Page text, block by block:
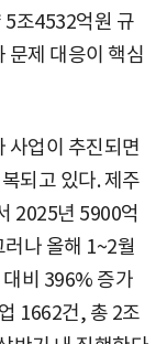
5조4532억원 규
문제 대응이 핵심
사업이 추진되면
되고 있다. 제주
2025년 5900억
나 올해 1~2월
비 396% 증가
1662건, 총 2조